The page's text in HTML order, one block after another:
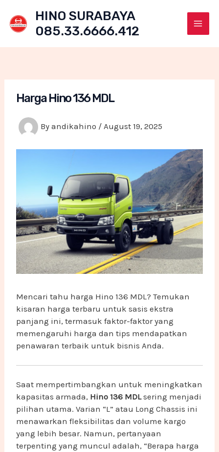
content
HINO SURABAYA
085.33.6666.412
Harga Hino 136 MDL
Byandikahino / August 19, 2025
Mencari tahu harga Hino 136 MDL? Temukan
kisaran harga terbaru untuk sasis ekstra
panjang ini, termasuk faktor-faktor yang
memengaruhi harga dan tips mendapatkan
penawaran terbaik untuk bisnis Anda.
Saat mempertimbangkan untuk meningkatkan
kapasitas armada, Hino 136 MDLsering menjadi
pilihan utama. Varian “L” atau Long Chassis ini
menawarkan fleksibilitas dan volume kargo
yang lebih besar. Namun, pertanyaan
terpenting yang muncul adalah, “Berapa harga